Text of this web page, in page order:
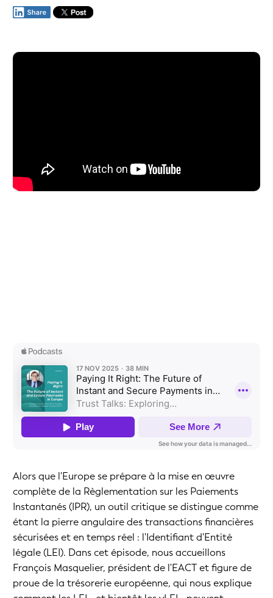
Alors que l'Europe se prépare à la mise en œuvre
complète de la Règlementation sur les Paiements
Instantanés (IPR), un outil critique se distingue comme
étant la pierre angulaire des transactions financières
sécurisées et en temps réel : l'Identifiant d'Entité
légale (LEI). Dans cet épisode, nous accueillons
François Masquelier, président de l'EACT et figure de
proue de la trésorerie européenne, qui nous explique